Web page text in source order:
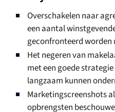
Overschakelen naar
een aantal
geconfronteerd worden
Het negeren van
met een goede
langzaam kunnen
Marketingscreenshots
opbrengsten